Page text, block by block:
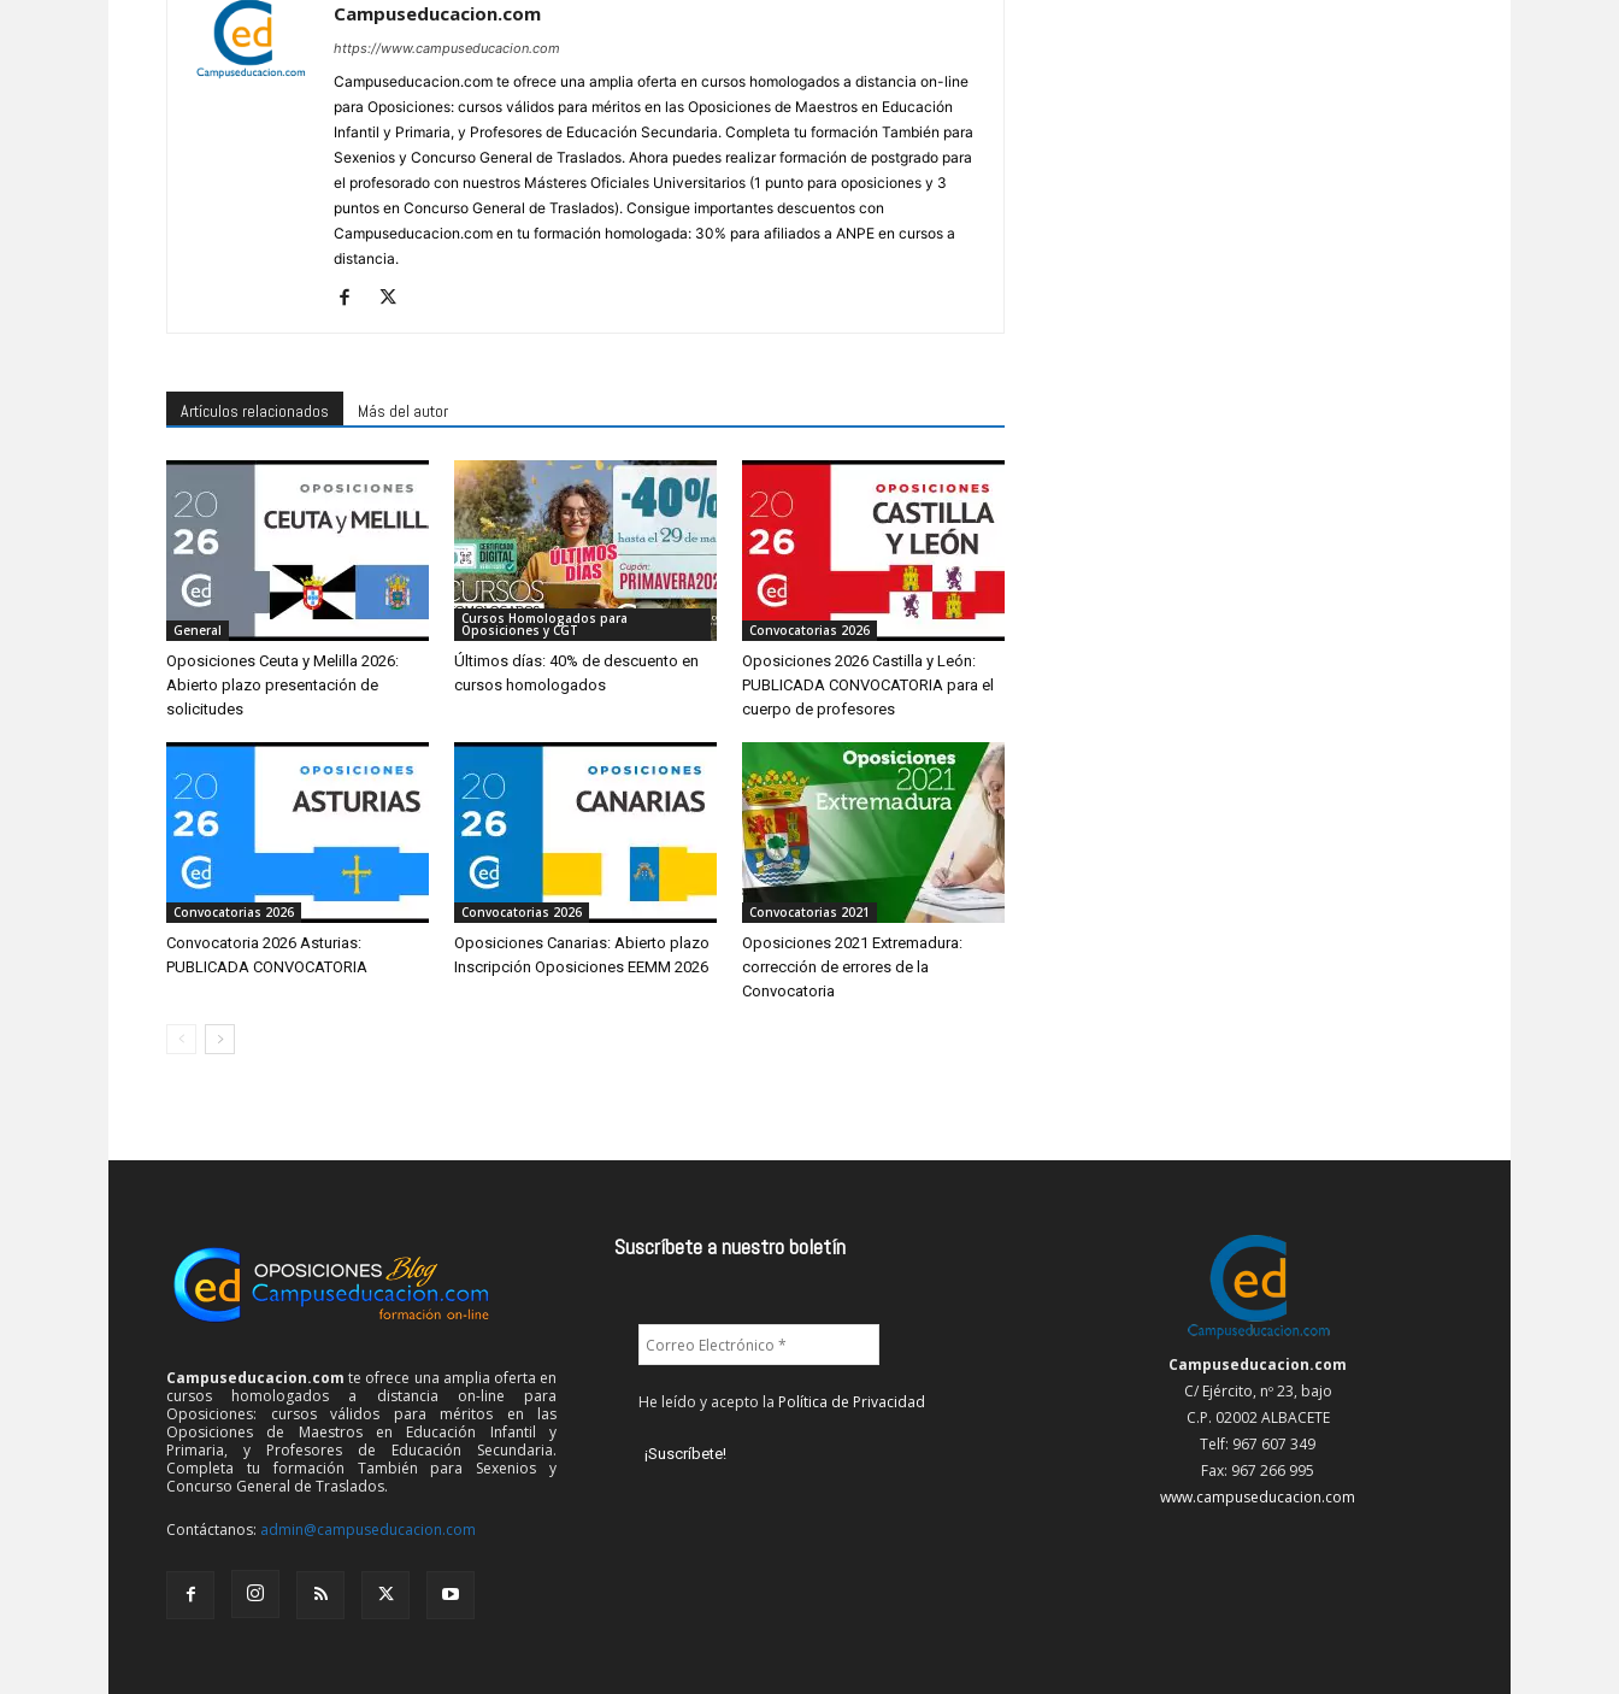
Campuseducacion.com
https://www.campuseducacion.com
Campuseducacion.com te ofrece una amplia oferta en cursos homologados a distancia on-line
para Oposiciones: cursos válidos para méritos en las Oposiciones de Maestros en Educación
Infantil y Primaria, y Profesores de Educación Secundaria. Completa tu formación También para
Sexenios y Concurso General de Traslados. Ahora puedes realizar formación de postgrado para
el profesorado con nuestros Másteres Oficiales Universitarios (1 punto para oposiciones y 3
puntos en Concurso General de Traslados). Consigue importantes descuentos con
Campuseducacion.com en tu formación homologada: 30% para afiliados a ANPE en cursos a
distancia.
Artículos relacionados Más del autor
General
Oposiciones Ceuta y Melilla 2026:
Abierto plazo presentación de
solicitudes
Cursos Homologados para
Oposiciones y CGT
Últimos días: 40% de descuento en
cursos homologados
Convocatorias 2026
Oposiciones 2026 Castilla y León:
PUBLICADA CONVOCATORIA para el
cuerpo de profesores
Convocatorias 2026
Convocatoria 2026 Asturias:
PUBLICADA CONVOCATORIA
Convocatorias 2026
Oposiciones Canarias: Abierto plazo
Inscripción Oposiciones EEMM 2026
Convocatorias 2021
Oposiciones 2021 Extremadura:
corrección de errores de la
Convocatoria
Campuseducacion.com te ofrece una amplia oferta en
cursos homologados a distancia on-line para
Oposiciones: cursos válidos para méritos en las
Oposiciones de Maestros en Educación Infantil y
Primaria, y Profesores de Educación Secundaria.
Completa tu formación También para Sexenios y
Concurso General de Traslados.
Contáctanos: admin@campuseducacion.com
Suscríbete a nuestro boletín
He leído y acepto la Política de Privacidad
Campuseducacion.com
C/ Ejército, nº 23, bajo
C.P. 02002 ALBACETE
Telf: 967 607 349
Fax: 967 266 995
www.campuseducacion.com